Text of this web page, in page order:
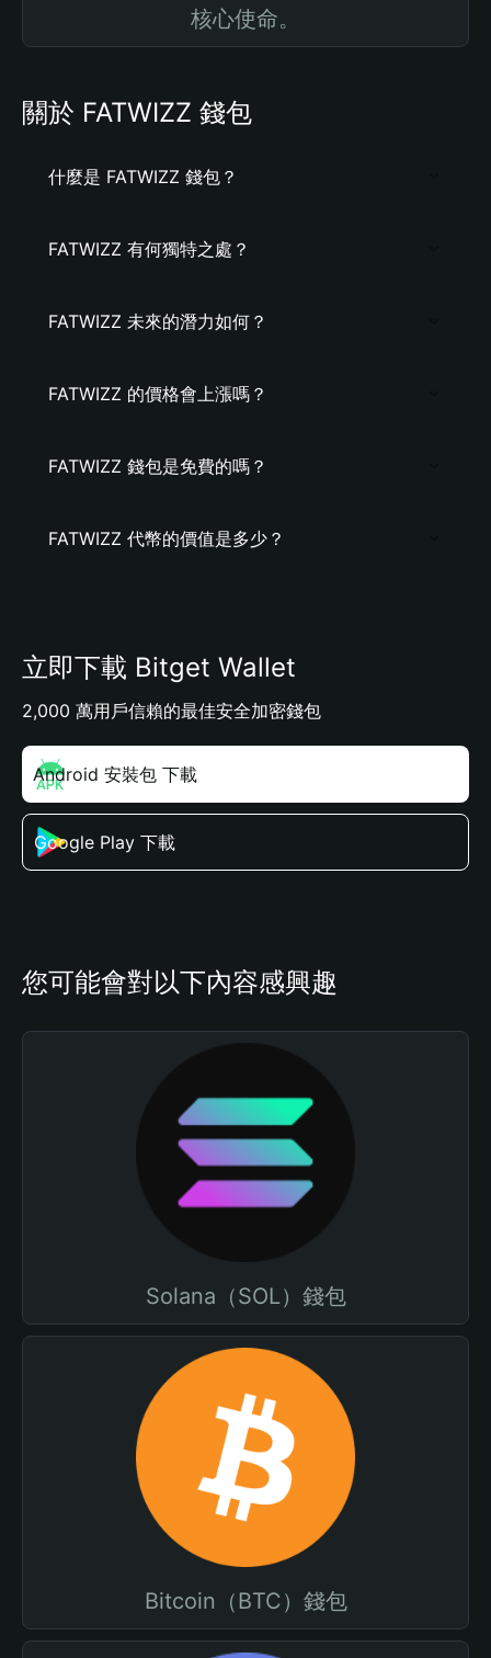
核心使命。
關於 FATWIZZ 錢包
什麼是 FATWIZZ 錢包？
FATWIZZ 有何獨特之處？
FATWIZZ 未來的潛力如何？
FATWIZZ 的價格會上漲嗎？
FATWIZZ 錢包是免費的嗎？
FATWIZZ 代幣的價值是多少？
立即下載 Bitget Wallet
2,000 萬用戶信賴的最佳安全加密錢包
Android 安裝包 下載
Google Play 下載
您可能會對以下內容感興趣
Solana（SOL）錢包
Bitcoin（BTC）錢包